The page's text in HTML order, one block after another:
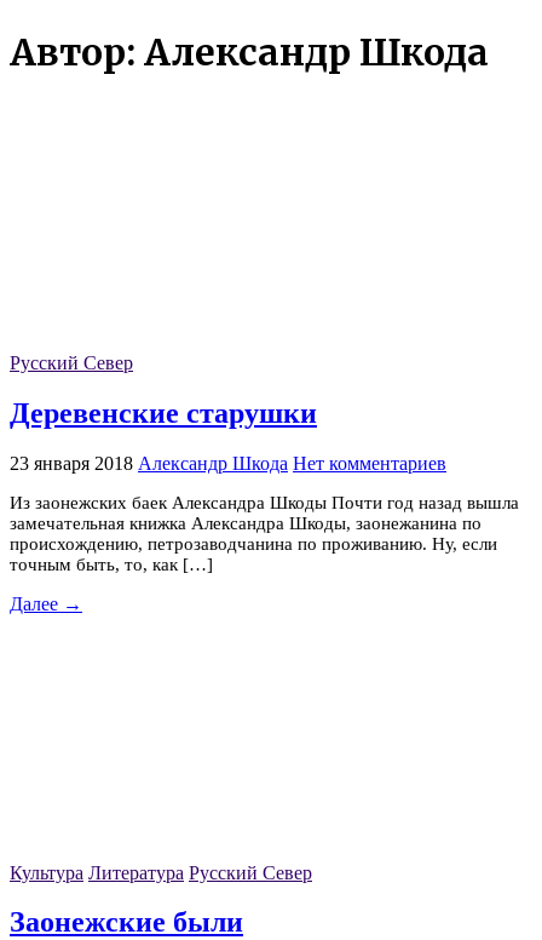
Автор: Александр Шкода
Русский Север
Деревенские старушки
23 января 2018 Александр Шкода Нет комментариев
Из заонежских баек Александра Шкоды Почти год назад вышла
замечательная книжка Александра Шкоды, заонежанина по
происхождению, петрозаводчанина по проживанию. Ну, если
точным быть, то, как […]
Далее →
Культура Литература Русский Север
Заонежские были